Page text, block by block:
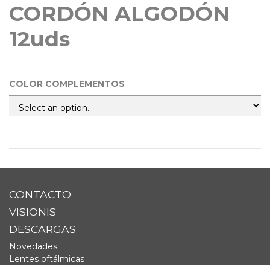
CORDÓN ALGODÓN
12uds
COLOR COMPLEMENTOS
CONTACTO
VISIONIS
DESCARGAS
Novedades
Lentes oftálmicas